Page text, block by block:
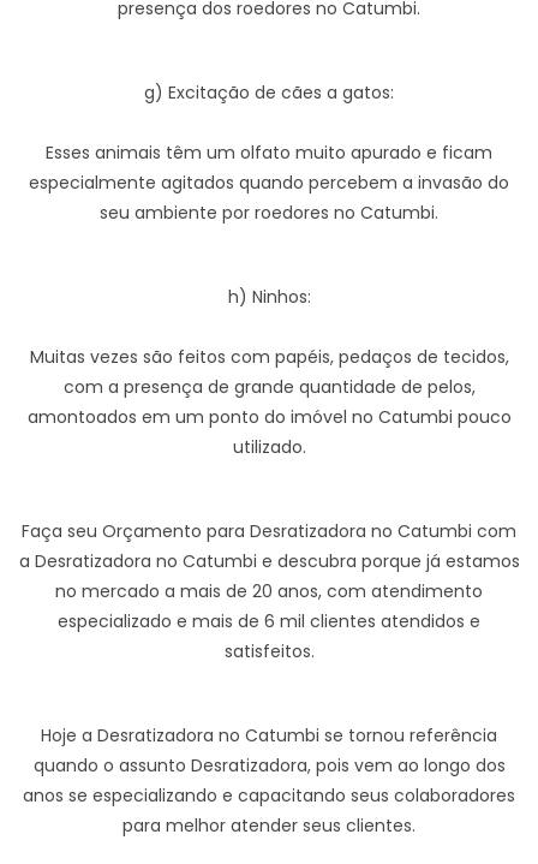
presença dos roedores no Catumbi.
g) Excitação de cães a gatos:
Esses animais têm um olfato muito apurado e ficam
especialmente agitados quando percebem a invasão do
seu ambiente por roedores no Catumbi.
h) Ninhos:
Muitas vezes são feitos com papéis, pedaços de tecidos,
com a presença de grande quantidade de pelos,
amontoados em um ponto do imóvel no Catumbi pouco
utilizado.
Faça seu Orçamento para Desratizadora no Catumbi com
a Desratizadora no Catumbi e descubra porque já estamos
no mercado a mais de 20 anos, com atendimento
especializado e mais de 6 mil clientes atendidos e
satisfeitos.
Hoje a Desratizadora no Catumbi se tornou referência
quando o assunto Desratizadora, pois vem ao longo dos
anos se especializando e capacitando seus colaboradores
para melhor atender seus clientes.